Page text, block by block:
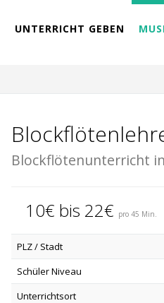
UNTERRICHT GEBEN
Blockflötenunterricht
10€ bis 22€ pro 45 Min.
PLZ / Stadt
Schüler Niveau
Unterrichtsort